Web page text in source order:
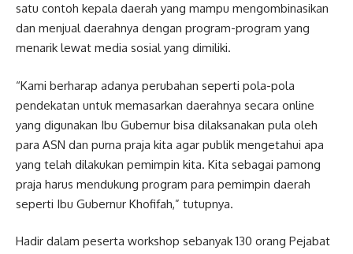
satu contoh kepala daerah yang mampu mengombinasikan
dan menjual daerahnya dengan program-program yang
menarik lewat media sosial yang dimiliki.
“Kami berharap adanya perubahan seperti pola-pola
pendekatan untuk memasarkan daerahnya secara online
yang digunakan Ibu Gubernur bisa dilaksanakan pula oleh
para ASN dan purna praja kita agar publik mengetahui apa
yang telah dilakukan pemimpin kita. Kita sebagai pamong
praja harus mendukung program para pemimpin daerah
seperti Ibu Gubernur Khofifah,” tutupnya.
Hadir dalam peserta workshop sebanyak 130 orang Pejabat